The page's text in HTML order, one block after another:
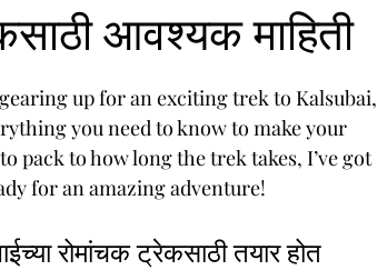
आवश्यक माहिती
up for an exciting trek to Kalsubai,
you need to know to make your
pack to how long the trek takes, I’ve got
for an amazing adventure!
रोमांचक ट्रेकसाठी तयार होत